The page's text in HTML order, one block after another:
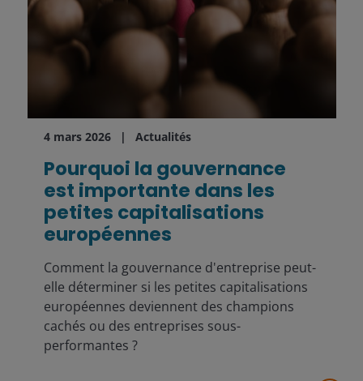
4 mars 2026 Actualités
Pourquoi la gouvernance
est importante dans les
petites capitalisations
européennes
Comment la gouvernance d'entreprise peut-
elle déterminer si les petites capitalisations
européennes deviennent des champions
cachés ou des entreprises sous-
performantes ?